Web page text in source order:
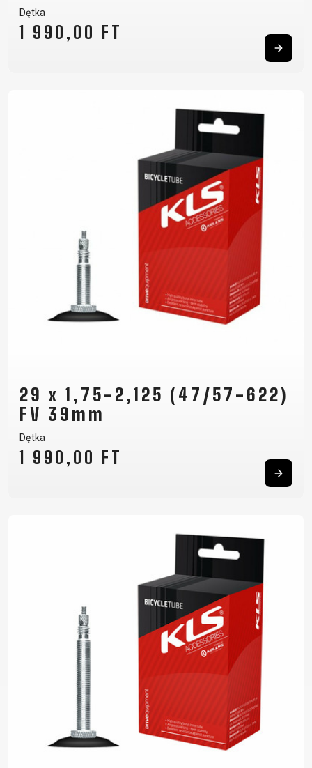
Dętka
1 990,00 FT
29 x 1,75-2,125 (47/57-622)
FV 39mm
Dętka
1 990,00 FT